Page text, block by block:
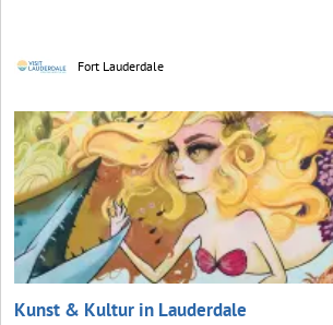
Fort Lauderdale
Kunst & Kultur in Lauderdale